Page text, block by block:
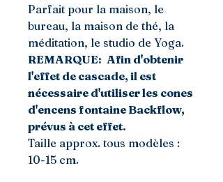
Parfait pour la maison, le
bureau, la maison de thé, la
méditation, le studio de Yoga.
REMARQUE: Afin d'obtenir
l'effet de cascade, il est
nécessaire d'utiliser les cones
d'encens fontaine Backflow,
prévus à cet effet.
Taille approx. tous modèles :
10-15 cm.